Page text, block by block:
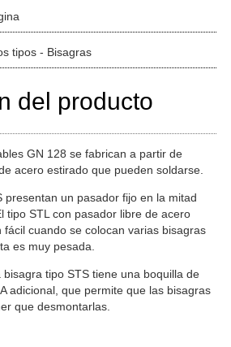
tipos - Bisagras
del producto
GN 128 se fabrican a partir de
acero estirado que pueden soldarse.
presentan un pasador fijo en la mitad
tipo STL con pasador libre de acero
fácil cuando se colocan varias bisagras
es muy pesada.
tipo STS tiene una boquilla de
adicional, que permite que las bisagras
que desmontarlas.